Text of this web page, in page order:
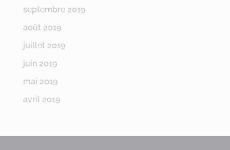
septembre 2019
août 2019
juillet 2019
juin 2019
mai 2019
avril 2019